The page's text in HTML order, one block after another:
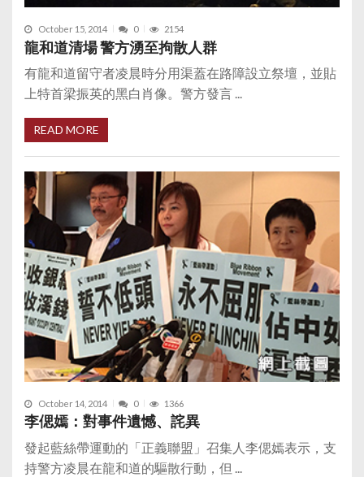
October 15, 2014 0 2154
龍和道清場 警方湧至拘散人群
有龍和道留守者凌晨時分用渠蓋在路障設立祭壇，並貼
上特首梁振英的黑白肖像。警方發言 ...
READ MORE
October 14, 2014 0 1366
李偲嫣：對事件遺憾、詫異
發起藍絲帶運動的「正義聯盟」召集人李偲嫣表示，支
持警方凌晨在龍和道的驅散行動，但 ...